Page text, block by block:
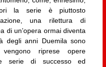
la serie è piuttosto
una rilettura di
di un’opera ormai diventa
degli anni Duemila sono
riprese opere
serie di successo ed